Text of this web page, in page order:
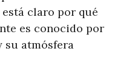
claro por qué
es conocido por
su atmósfera